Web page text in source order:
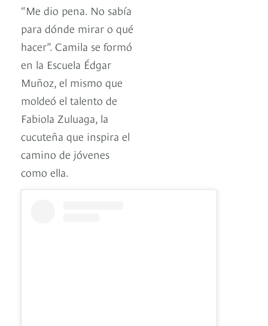
“Me dio pena. No sabía
para dónde mirar o qué
hacer”. Camila se formó
en la Escuela Édgar
Muñoz, el mismo que
moldeó el talento de
Fabiola Zuluaga, la
cucuteña que inspira el
camino de jóvenes
como ella.